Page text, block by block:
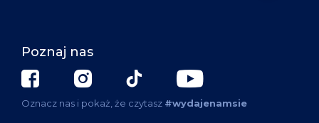
Poznaj nas
Oznacz nas i pokaż, że czytasz #wydajenamsie